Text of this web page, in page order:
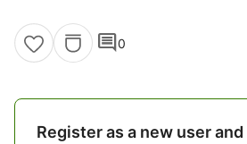
comment0
Register as a new user